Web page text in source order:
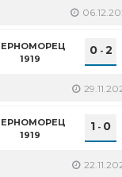
1919
0- 2
1919
1 - 0